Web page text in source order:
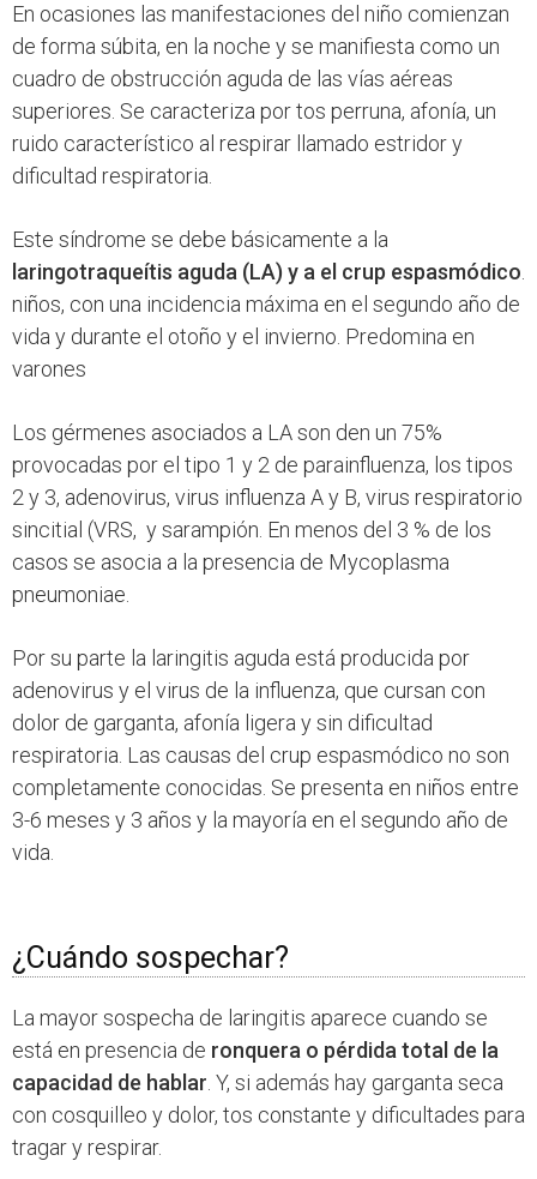
En ocasiones las manifestaciones del niño comienzan
de forma súbita, en la noche y se manifiesta como un
cuadro de obstrucción aguda de las vías aéreas
superiores. Se caracteriza por tos perruna, afonía, un
ruido característico al respirar llamado estridor y
dificultad respiratoria.
Este síndrome se debe básicamente a la
laringotraqueítis aguda (LA) y a el crup espasmódico
niños, con una incidencia máxima en el segundo año de
vida y durante el otoño y el invierno. Predomina en
varones
Los gérmenes asociados a LA son den un 75%
provocadas por el tipo 1 y 2 de parainfluenza, los tipos
2 y 3, adenovirus, virus influenza A y B, virus respiratorio
sincitial (VRS, y sarampión. En menos del 3 % de los
casos se asocia a la presencia de Mycoplasma
pneumoniae.
Por su parte la laringitis aguda está producida por
adenovirus y el virus de la influenza, que cursan con
dolor de garganta, afonía ligera y sin dificultad
respiratoria. Las causas del crup espasmódico no son
completamente conocidas. Se presenta en niños entre
3-6 meses y 3 años y la mayoría en el segundo año de
vida.
¿Cuándo sospechar?
La mayor sospecha de laringitis aparece cuando se
está en presencia de ronquera o pérdida total de la
capacidad de hablar . Y, si además hay garganta seca
con cosquilleo y dolor, tos constante y dificultades para
tragar y respirar.